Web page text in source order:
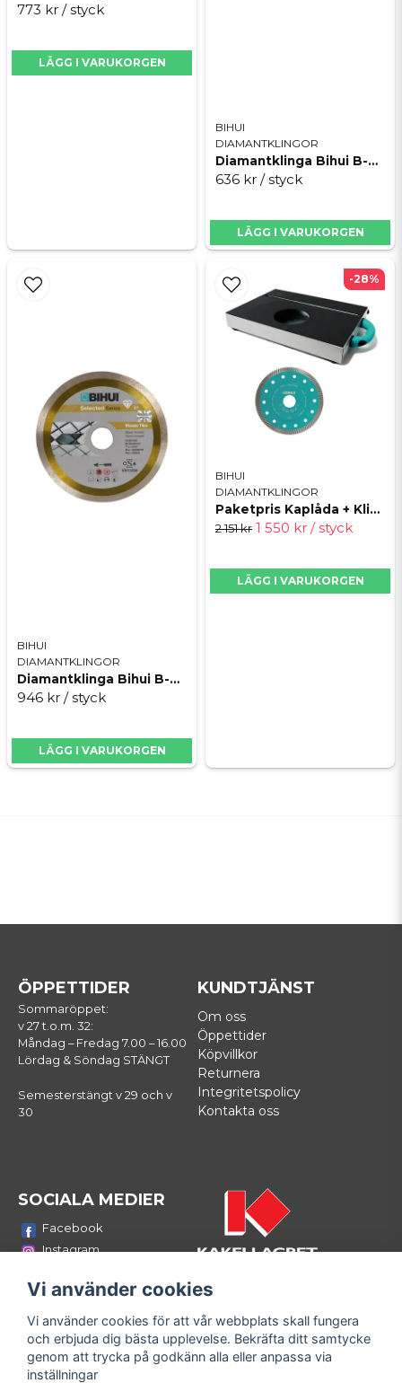
773 kr / styck
LÄGG I VARUKORGEN
BIHUI
DIAMANTKLINGOR
Diamantklinga Bihui B-Slim 125 mm
636 kr / styck
LÄGG I VARUKORGEN
BIHUI
DIAMANTKLINGOR
Diamantklinga Bihui B-Mosaic 180mm
946 kr / styck
LÄGG I VARUKORGEN
BIHUI
DIAMANTKLINGOR
Paketpris Kaplåda + Klinga Bihui
2 151 kr 1 550 kr / styck
LÄGG I VARUKORGEN
-28%
ÖPPETTIDER
Sommaröppet:
v 27 t.o.m. 32:
Måndag – Fredag 7.00 – 16.00
Lördag & Söndag STÄNGT
Semesterstängt v 29 och v
30
KUNDTJÄNST
Om oss
Öppettider
Köpvillkor
Returnera
Integritetspolicy
Kontakta oss
SOCIALA MEDIER
Facebook
Instagram
LinkedIn
Bli medlem i vårt nyhetsbrev
email
Mejladress
Vi använder cookies
Vi använder cookies för att vår webbplats skall fungera
och erbjuda dig bästa upplevelse. Bekräfta ditt samtycke
genom att trycka på godkänn alla eller anpassa via
inställningar